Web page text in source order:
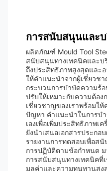
การสนับสนุนและบ
ผลิตภัณฑ์ Mould Tool
สนับสนุนทางเทคนิคและบ
ถึงประสิทธิภาพสูงสุดและ
ให้คำแนะนำจากผู้เชี่ยวชา
กระบวนการบำบัดความร้
ปรับให้เหมาะกับความต้อ
เชี่ยวชาญของเราพร้อมใ
ปัญหา คำแนะนำในการบ
เองเพื่อเพิ่มประสิทธิภาพเ
ยังนำเสนอเอกสารประก
รายงานการทดสอบเพื่อส
การปฏิบัติตามข้อกำหนด ม
การสนับสนุนทางเทคนิคที่
มูลค่าและความทนทานสูง